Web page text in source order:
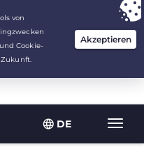
DE
Jahre zu $